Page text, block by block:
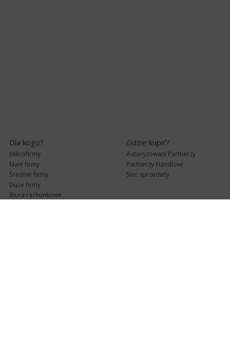
Dla kogo?
Mikrofirmy
Małe firmy
Średnie firmy
Duże firmy
Biura rachunkowe
Gdzie kupić?
Autoryzowani Partnerzy
Partnerzy Handlowi
Sieć sprzedaży